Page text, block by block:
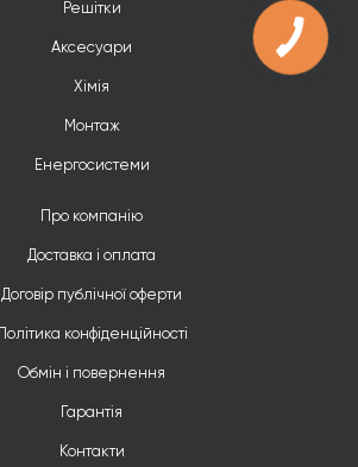
Решітки
Аксесуари
Хімія
Монтаж
Енергосистеми
Про компанію
Доставка і оплата
Договір публічної оферти
Політика конфіденційності
Обмін і повернення
Гарантія
Контакти